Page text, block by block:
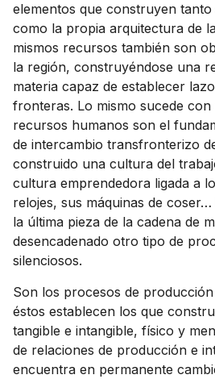
elementos que construyen
como la propia arquitectura de
mismos recursos también son
la región, construyéndose una
materia capaz de establecer
fronteras. Lo mismo sucede
recursos humanos son el
de intercambio transfronterizo
construido una cultura del
cultura emprendedora ligada a
relojes, sus máquinas de
la última pieza de la cadena de
desencadenado otro tipo de
silenciosos.
Son los procesos de
éstos establecen los que
tangible e intangible, físico y
de relaciones de producción e
encuentra en permanente